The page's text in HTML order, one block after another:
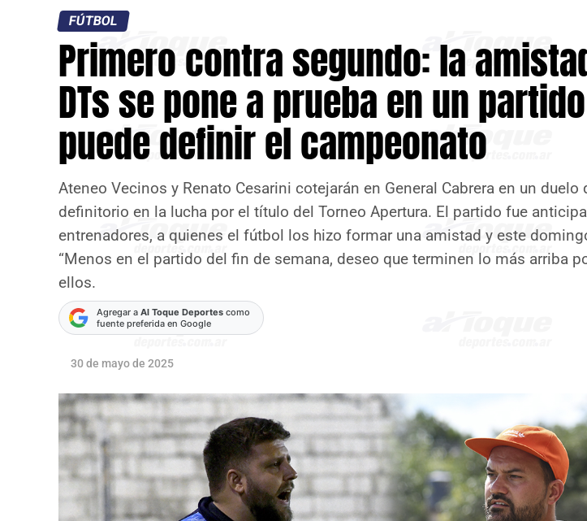
FÚTBOL
Primero contra segundo: la
DTs se pone a prueba en un
puede definir el campeonato
Ateneo Vecinos y Renato Cesarini cotejarán en General Cabrera en un duelo
definitorio en la lucha por el título del Torneo Apertura. El partido fue
entrenadores, a quienes el fútbol los hizo formar una amistad y este
“Menos en el partido del fin de semana, deseo que terminen lo más arriba
ellos.
Agregar a Al Toque Deportes como
fuente preferida en Google
30 de mayo de 2025